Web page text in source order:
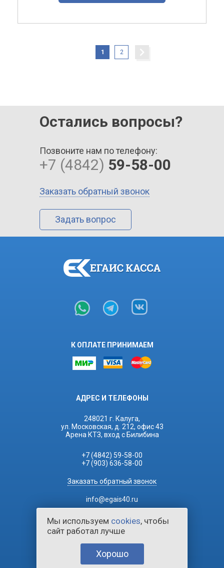
1 2
Остались вопросы?
Позвоните нам по телефону:
+7 (4842) 59-58-00
Заказать обратный звонок
Задать вопрос
К ОПЛАТЕ ПРИНИМАЕМ
АДРЕС И ТЕЛЕФОНЫ
248021 г. Калуга,
ул. Московская, д. 212, офис 43
Арена КТЗ, вход с Билибина
+7 (4842) 59-58-00
+7 (903) 636-58-00
Заказать обратный звонок
info@egais40.ru
2026 © ЕГАИС Касса.
Все права защищены.
Мы используем cookies, чтобы
сайт работал лучше
Хорошо